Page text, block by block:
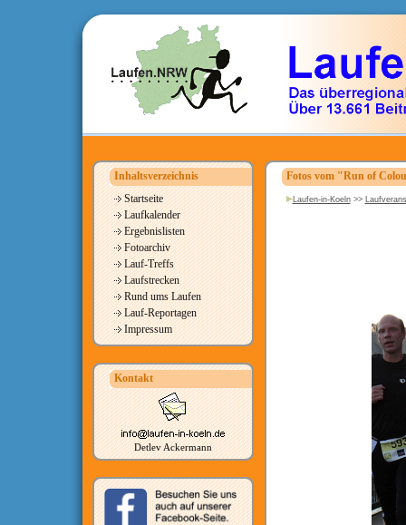
Inhaltsverzeichnis
Startseite
Laufkalender
Ergebnislisten
Fotoarchiv
Lauf-Treffs
Laufstrecken
Rund ums Laufen
Lauf-Reportagen
Impressum
Kontakt
Detlev Ackermann
Fotos vom "Run of
Laufen-in-Koeln>>